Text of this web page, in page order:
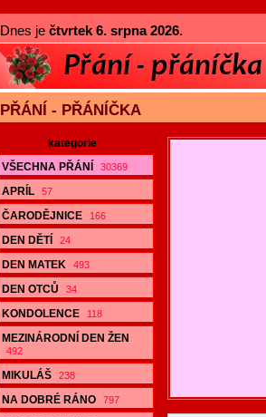
Dnes je čtvrtek 6. srpna 2026.
PŘÁNÍ - PŘÁNÍČKA
kategorie
VŠECHNA PŘÁNÍ
30369
APRÍL 57
ČARODĚJNICE 166
DEN DĚTÍ 24
DEN MATEK 493
DEN OTCŮ 34
KONDOLENCE 118
MEZINÁRODNÍ DEN ŽEN
492
MIKULÁŠ 238
NA DOBRÉ RÁNO 797